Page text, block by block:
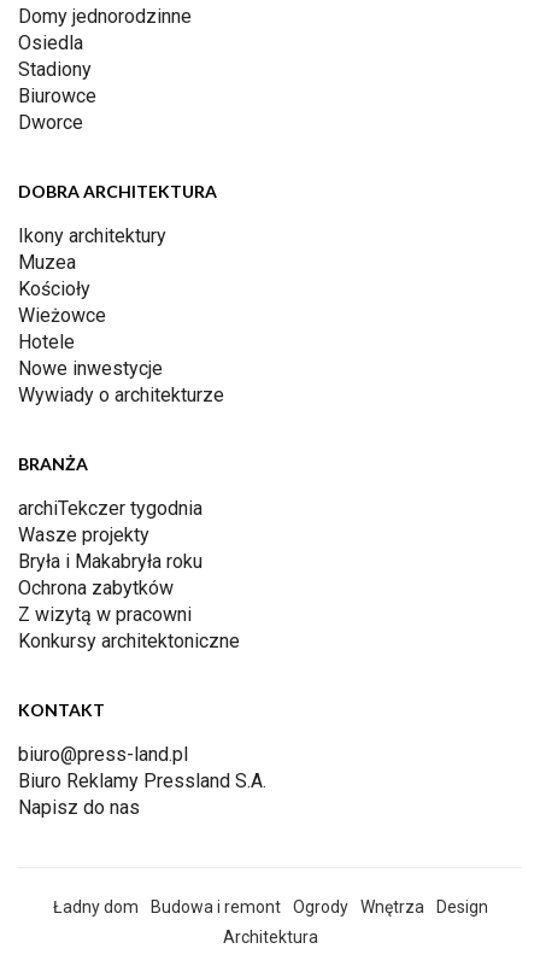
Domy jednorodzinne
Osiedla
Stadiony
Biurowce
Dworce
DOBRA ARCHITEKTURA
Ikony architektury
Muzea
Kościoły
Wieżowce
Hotele
Nowe inwestycje
Wywiady o architekturze
BRANŻA
archiTekczer tygodnia
Wasze projekty
Bryła i Makabryła roku
Ochrona zabytków
Z wizytą w pracowni
Konkursy architektoniczne
KONTAKT
biuro@press-land.pl
Biuro Reklamy Pressland S.A.
Napisz do nas
Ładny dom Budowa i remont Ogrody Wnętrza
Design
Architektura